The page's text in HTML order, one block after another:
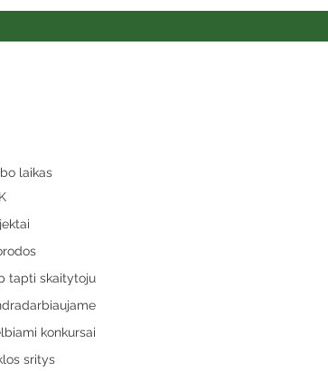
laikas
tapti skaitytoju
konkursai
sritys